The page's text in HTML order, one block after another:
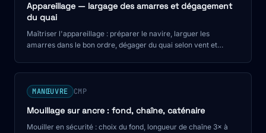
Appareillage — largage des amarres et dégagement
du quai
Maîtriser l'appareillage : préparer le navire, larguer les
amarres dans le bon ordre, dégager du quai selon vent et
MANŒUVRE CMP
Mouillage sur ancre : fond, chaîne, caténaire
Mouiller en sécurité : choix du fond, longueur de chaîne 3× à